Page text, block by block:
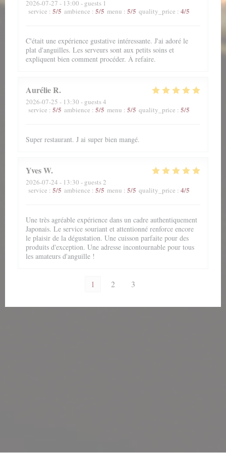
2026-07-27 - 13:00 - guests 1
service : 5/5 ambience : 5/5 menu : 5/5 quality_price : 4/5
C'était une expérience gustative intéressante. J'ai adoré le
plat d'anguilles. Les serveurs sont aux petits soins et
expliquent bien comment procéder. À refaire.
AurélieR
2026-07-25 - 13:30 - guests 4
service : 5/5 ambience : 5/5 menu : 5/5 quality_price : 5/5
Super restaurant. J ai super bien mangé.
YvesW
2026-07-24 - 13:30 - guests 2
service : 5/5 ambience : 5/5 menu : 5/5 quality_price : 4/5
Une très agréable expérience dans un cadre authentiquement
Japonais. Le service souriant et attentionné renforce encore
le plaisir de la dégustation. Une cuisson parfaite pour des
produits d'exception. Une adresse incontournable pour tous
les amateurs d'anguille !
1 2 3